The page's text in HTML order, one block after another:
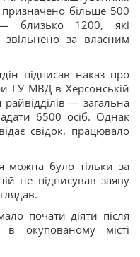
більше 500
близько 1200, які
за власним
підписав наказ про
ГУ МВД в Херсонській
— загальна
6500 осіб. Однак
свідок, працювало
можна було тільки за
не підписував заяву
почати діяти після
окупованому місті